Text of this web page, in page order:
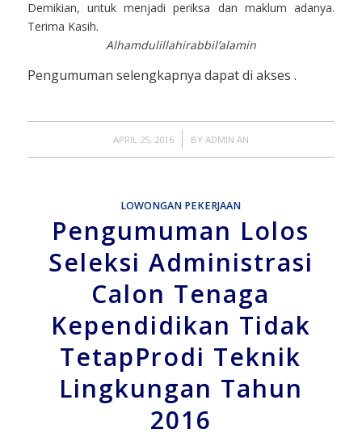
Demikian, untuk menjadi periksa dan maklum adanya.
Terima Kasih.
Alhamdulillahirabbil’alamin
Pengumuman selengkapnya dapat di akses .
APRIL 25, 2016
/ BY ADMIN AN
LOWONGAN PEKERJAAN
Pengumuman Lolos
Seleksi Administrasi
Calon Tenaga
Kependidikan Tidak
TetapProdi Teknik
Lingkungan Tahun
2016